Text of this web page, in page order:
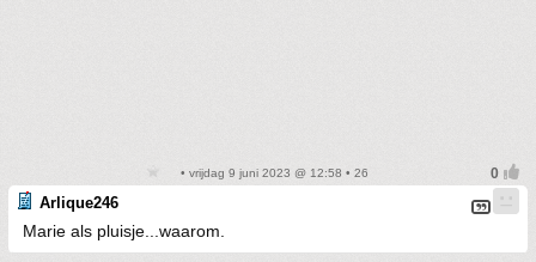
• vrijdag 9 juni 2023 @ 12:58 • 26
Arlique246
Marie als pluisje...waarom.